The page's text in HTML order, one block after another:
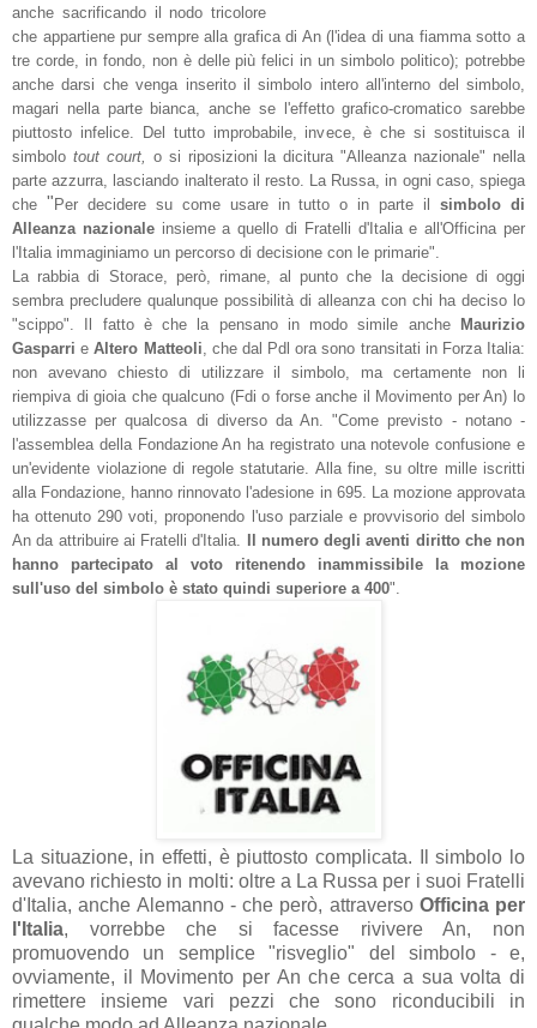
anche sacrificando il nodo tricolore
che appartiene pur sempre alla grafica di An (l'idea di una fiamma sotto a
tre corde, in fondo, non è delle più felici in un simbolo politico); potrebbe
anche darsi che venga inserito il simbolo intero all'interno del simbolo,
magari nella parte bianca, anche se l'effetto grafico-cromatico sarebbe
piuttosto infelice. Del tutto improbabile, invece, è che si sostituisca il
simbolo tout court, o si riposizioni la dicitura "Alleanza nazionale" nella
parte azzurra, lasciando inalterato il resto. La Russa, in ogni caso, spiega
che " Per decidere su come usare in tutto o in parte ilsimbolo di
Alleanza nazionaleinsieme a quello di Fratelli d'Italia e all'Officina per
l'Italia immaginiamo un percorso di decisione con le primarie".
La rabbia di Storace, però, rimane, al punto che la decisione di oggi
sembra precludere qualunque possibilità di alleanza con chi ha deciso lo
"scippo". Il fatto è che la pensano in modo simile anche
Maurizio
GasparrieAltero Matteoli, che dal Pdl ora sono transitati in Forza Italia:
non avevano chiesto di utilizzare il simbolo, ma certamente non li
riempiva di gioia che qualcuno (Fdi o forse anche il Movimento per An) lo
utilizzasse per qualcosa di diverso da An."Come previsto - notano -
l'assemblea della Fondazione An ha registrato una notevole confusione e
un'evidente violazione di regole statutarie. Alla fine, su oltre mille iscritti
alla Fondazione, hanno rinnovato l'adesione in 695. La mozione approvata
ha ottenuto 290 voti, proponendo l'uso parziale e provvisorio del simbolo
An da attribuire ai Fratelli d'Italia.
Il numero degli aventi diritto che non
hanno partecipato al voto ritenendo inammissibile la mozione
sull'uso del simbolo è stato quindi superiore a 400".
La situazione, in effetti, è piuttosto complicata. Il simbolo lo
avevano richiesto in molti: oltre a La Russa per i suoi Fratelli
d'Italia, anche Alemanno - che però, attraverso Officina per
l'Italia, vorrebbe che si facesse rivivere An, non
promuovendo un semplice "risveglio" del simbolo - e,
ovviamente, il Movimento per An che cerca a sua volta di
rimettere insieme vari pezzi che sono riconducibili in